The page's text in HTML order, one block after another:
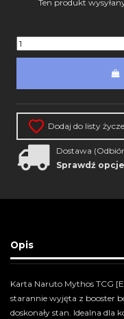
Ten produkt
Dodaj do listy
Dostawa
Sprawdź
Opis
Karta Naruto Mythos TCG
starannie wyjęta z booster
doskonały stan. Idealna dla